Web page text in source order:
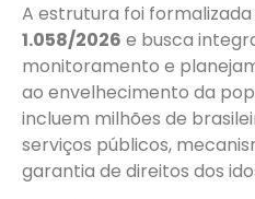
A estrutura foi
1.058/2026 e busca
monitoramento e
ao envelhecimento da
incluem milhões de
serviços públicos,
garantia de direitos dos